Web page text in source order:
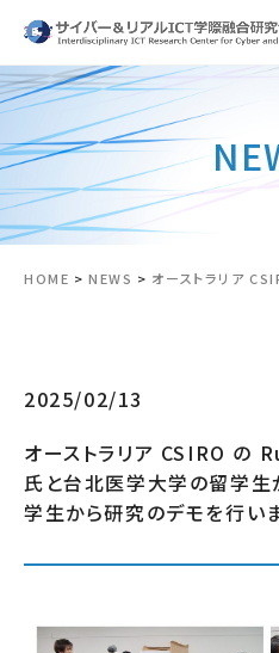
HOME >NEWS > オーストラリア CSIRO の RUI WANG 氏と
2025/02/13
オーストラリア CSIRO の
氏と台北医学大学の留学生
学生から研究のデモを行いま